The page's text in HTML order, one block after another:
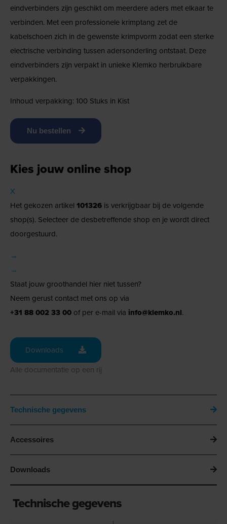
eindverbinders zijn geschikt om meerdere aders met elkaar te
verbinden. Met een professionele krimptang zet de
kabelschoen zich in de gewenste krimpvorm zodat een sterke
electrische verbinding tussen adersonderling ontstaat. Deze
eindverbinders zijn verpakt in unieke Klemko herbruikbare
verpakkingen.
Inhoud verpakking: 100 Stuks in Kist
Nu bestellen
Kies jouw online shop
X
Het gekozen artikel 101326 is verkrijgbaar bij de volgende
shop(s). Selecteer de desbetreffende shop en je wordt direct
doorgestuurd.
→
→
Staat jouw groothandel hier niet tussen?
Neem gerust contact met ons op via
+31 88 002 33 00 of per e-mail via info@klemko.nl.
Downloads
Alle documentatie op een rij
Technische gegevens
Accessoires
Downloads
Technische gegevens